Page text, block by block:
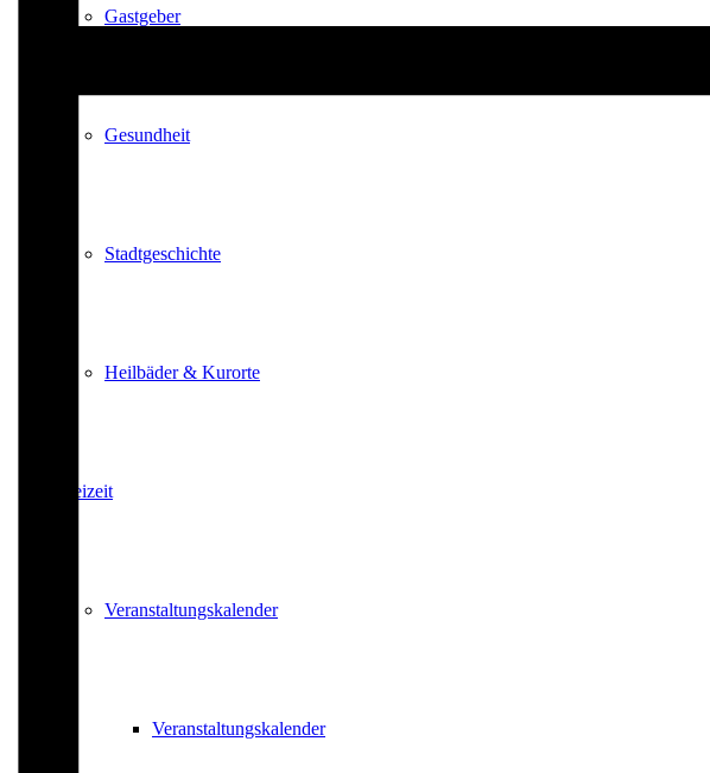
Gastgeber
Gesundheit
Stadtgeschichte
Heilbäder & Kurorte
Freizeit
Veranstaltungskalender
Veranstaltungskalender